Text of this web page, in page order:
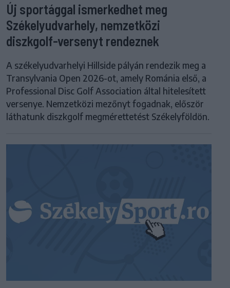
Új sportággal ismerkedhet meg
Székelyudvarhely, nemzetközi
diszkgolf-versenyt rendeznek
A székelyudvarhelyi Hillside pályán rendezik meg a
Transylvania Open 2026-ot, amely Románia első, a
Professional Disc Golf Association által hitelesített
versenye. Nemzetközi mezőnyt fogadnak, először
láthatunk diszkgolf megmérettetést Székelyföldön.